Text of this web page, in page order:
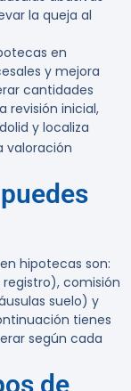
la queja al
en
y mejora
cantidades
revisión inicial,
y localiza
valoración
hipotecas son:
comisión
suelo) y
tienes
según cada
de